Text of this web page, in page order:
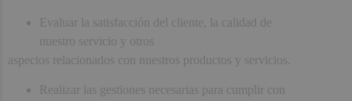
Evaluar la satisfacción del cliente, la calidad de
nuestro servicio y otros
aspectos relacionados con nuestros productos y servicios.
Realizar las gestiones necesarias para cumplir con